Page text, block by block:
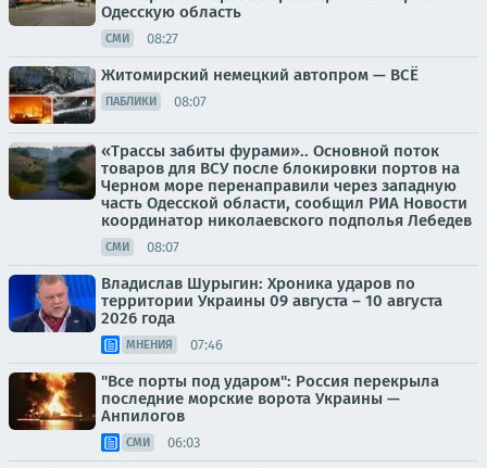
Одесскую область
СМИ 08:27
Житомирский немецкий автопром — ВСЁ
ПАБЛИКИ 08:07
«Трассы забиты фурами».. Основной поток
товаров для ВСУ после блокировки портов на
Черном море перенаправили через западную
часть Одесской области, сообщил РИА Новости
координатор николаевского подполья Лебедев
СМИ 08:07
Владислав Шурыгин: Хроника ударов по
территории Украины 09 августа – 10 августа
2026 года
МНЕНИЯ 07:46
"Все порты под ударом": Россия перекрыла
последние морские ворота Украины —
Анпилогов
СМИ 06:03